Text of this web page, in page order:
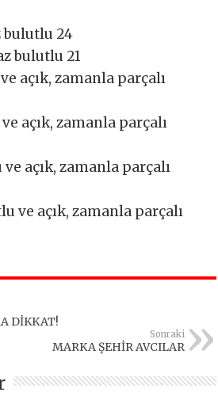
bulutlu 24
bulutlu 21
açık, zamanla parçalı
açık, zamanla parçalı
açık, zamanla parçalı
ve açık, zamanla parçalı
DİKKAT!
Sonraki
MARKA ŞEHİR AVCILAR